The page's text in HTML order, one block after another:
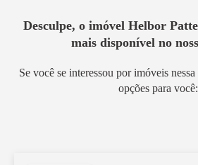
Desculpe, o imóvel Helbor
mais disponível no
Se você se interessou por imóveis
opções para você: